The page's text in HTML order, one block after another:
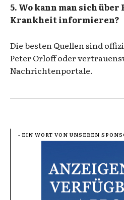
5. Wo kann man sich
Krankheit informieren?
Die besten Quellen sind
Peter Orloff oder
Nachrichtenportale.
- EIN WORT VON UNSEREN